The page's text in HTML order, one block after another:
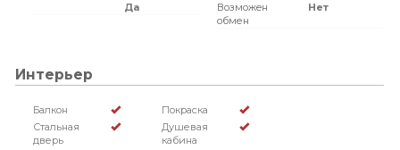
Да
Возможен
обмен
Нет
Интерьер
Балкон
Покраска
Стальная
дверь
Душевая
кабина